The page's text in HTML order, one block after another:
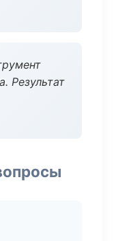
Результат